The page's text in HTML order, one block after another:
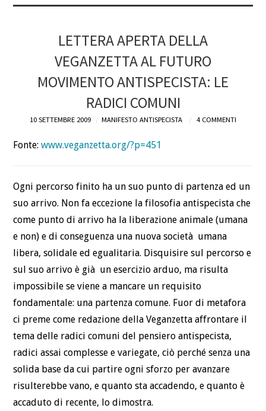
LETTERA APERTA DELLA
VEGANZETTA AL FUTURO
MOVIMENTO ANTISPECISTA: LE
RADICI COMUNI
10 SETTEMBRE 2009 MANIFESTO ANTISPECISTA 4 COMMENTI
Fonte:www.veganzetta.org/?p=451
Ogni percorso finito ha un suo punto di partenza ed un
suo arrivo. Non fa eccezione la filosofia antispecista che
come punto di arrivo ha la liberazione animale (umana
e non) e di conseguenza una nuova società umana
libera, solidale ed egualitaria. Disquisire sul percorso e
sul suo arrivo è già un esercizio arduo, ma risulta
impossibile se viene a mancare un requisito
fondamentale: una partenza comune. Fuor di metafora
ci preme come redazione della Veganzetta affrontare il
tema delle radici comuni del pensiero antispecista,
radici assai complesse e variegate, ciò perché senza una
solida base da cui partire ogni sforzo per avanzare
risulterebbe vano, e quanto sta accadendo, e quanto è
accaduto di recente, lo dimostra.